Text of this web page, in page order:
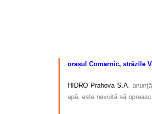
orașul Comarnic, străzile
HIDRO Prahova S.A.
apă, este nevoită să